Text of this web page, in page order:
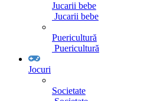
Jucarii bebe
Jucarii bebe
Puericultură
Puericultură
Jocuri
Societate